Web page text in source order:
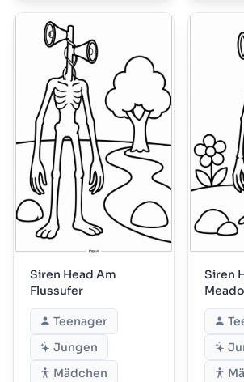
Siren Head Am
Flussufer
Teenager
Jungen
Mädchen
Siren